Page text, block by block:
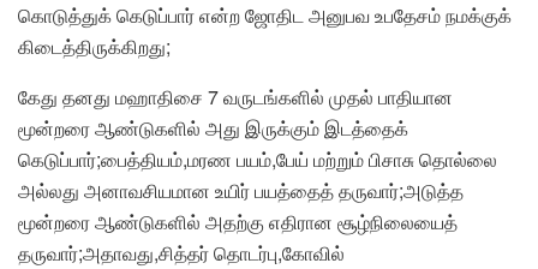
கொடுத்துக் கெடுப்பார் என்ற ஜோதிட அனுபவ உபதேசம் நமக்குக்
கிடைத்திருக்கிறது;
கேது தனது மஹாதிசை 7 வருடங்களில் முதல் பாதியான
மூன்றரை ஆண்டுகளில் அது இருக்கும் இடத்தைக்
கெடுப்பார்;பைத்தியம்,மரண பயம்,பேய் மற்றும் பிசாசு தொல்லை
அல்லது அனாவசியமான உயிர் பயத்தைத் தருவார்;அடுத்த
மூன்றரை ஆண்டுகளில் அதற்கு எதிரான சூழ்நிலையைத்
தருவார்;அதாவது,சித்தர் தொடர்பு,கோவில்